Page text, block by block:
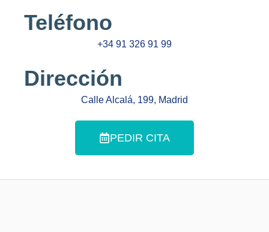
Teléfono
+34 91 326 91 99
Dirección
Calle Alcalá, 199, Madrid
PEDIR CITA